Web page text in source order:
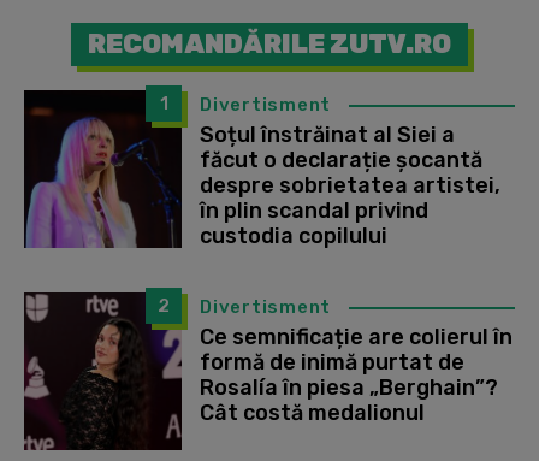
RECOMANDĂRILE ZUTV.RO
1 Divertisment
Soțul înstrăinat al Siei a
făcut o declarație șocantă
despre sobrietatea artistei,
în plin scandal privind
custodia copilului
2 Divertisment
Ce semnificație are colierul în
formă de inimă purtat de
Rosalía în piesa „Berghain”?
Cât costă medalionul